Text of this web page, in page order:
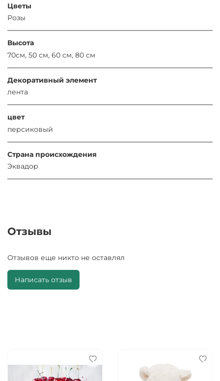
Цветы
Розы
Высота
70см, 50 см, 60 см, 80 см
Декоративный элемент
лента
цвет
персиковый
Страна происхождения
Эквадор
Отзывы
Отзывов еще никто не оставлял
Написать отзыв